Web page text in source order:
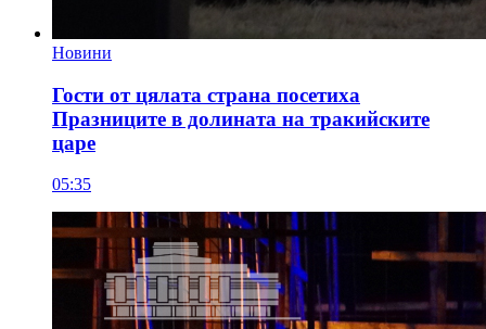
Новини
Гости от цялата страна посетиха
Празниците в долината на тракийските
царе
05:35